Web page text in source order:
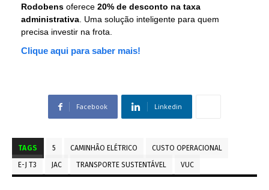
Rodobens oferece 20% de desconto na taxa
administrativa . Uma solução inteligente para quem
precisa investir na frota.
Clique aqui para saber mais!
Facebook Linkedin
TAGS 5 CAMINHÃO ELÉTRICO
CUSTO OPERACIONAL
E-J T3
JAC TRANSPORTE SUSTENTÁVEL VUC